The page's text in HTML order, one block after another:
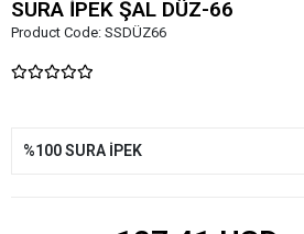
SURA İPEK ŞAL DÜZ-66
Product Code: SSDÜZ66
%100 SURA İPEK